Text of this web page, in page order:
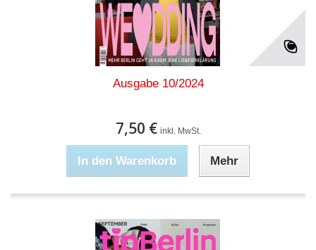
Ausgabe 10/2024
7,50 € inkl. MwSt.
In den Warenkorb Mehr